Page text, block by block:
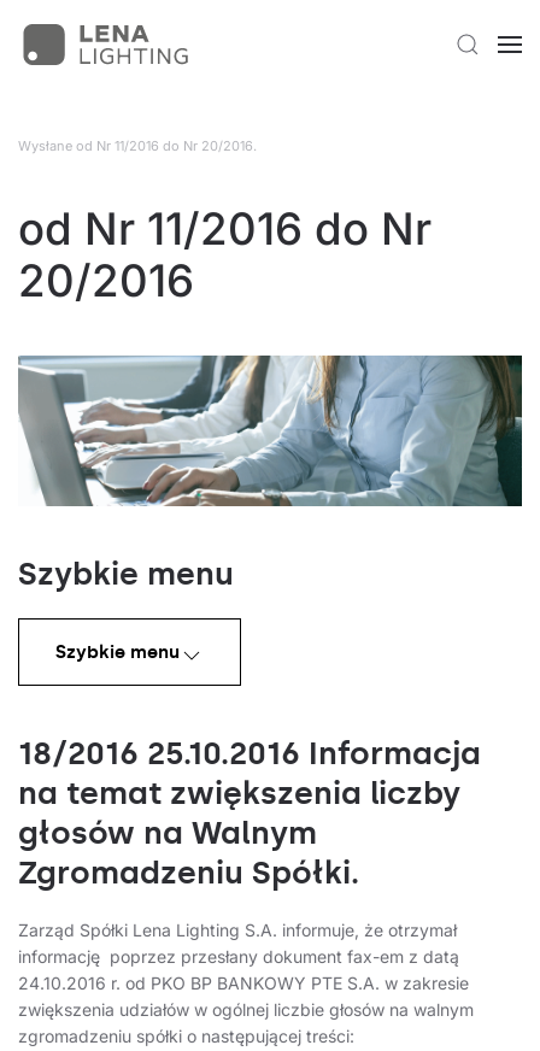
Wysłane od Nr 11/2016 do Nr 20/2016.
od Nr 11/2016 do Nr
20/2016
Szybkie menu
Szybkie menu
18/2016 25.10.2016 Informacja
na temat zwiększenia liczby
głosów na Walnym
Zgromadzeniu Spółki.
Zarząd Spółki Lena Lighting S.A. informuje, że otrzymał
informację poprzez przesłany dokument fax-em z datą
24.10.2016 r. od PKO BP BANKOWY PTE S.A. w zakresie
zwiększenia udziałów w ogólnej liczbie głosów na walnym
zgromadzeniu spółki o następującej treści: